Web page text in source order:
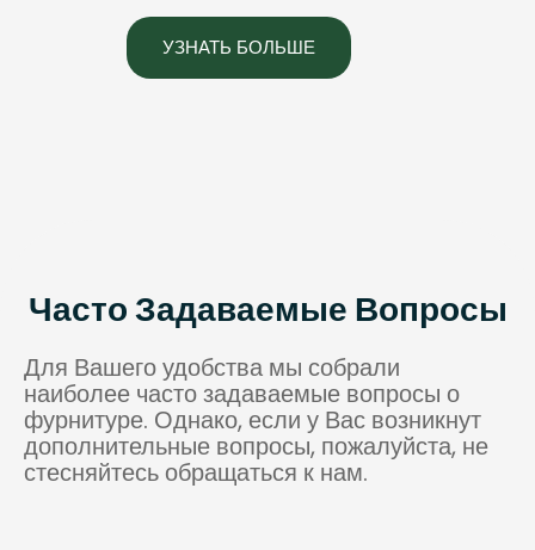
УЗНАТЬ БОЛЬШЕ
Часто Задаваемые Вопросы
Для Вашего удобства мы собрали
наиболее часто задаваемые вопросы о
фурнитуре. Однако, если у Вас возникнут
дополнительные вопросы, пожалуйста, не
стесняйтесь обращаться к нам.